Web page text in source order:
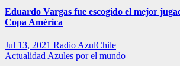
Eduardo Vargas fue escogido el mejor
Copa América
Jul 13, 2021 Radio AzulChile
Actualidad Azules por el mundo